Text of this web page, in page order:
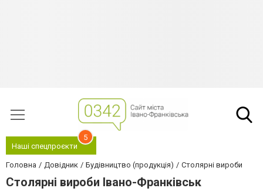
Наші спецпроєкти
5
Головна Довідник Будівництво (продукція) Столярні вироби
Столярні вироби Івано-Франківськ